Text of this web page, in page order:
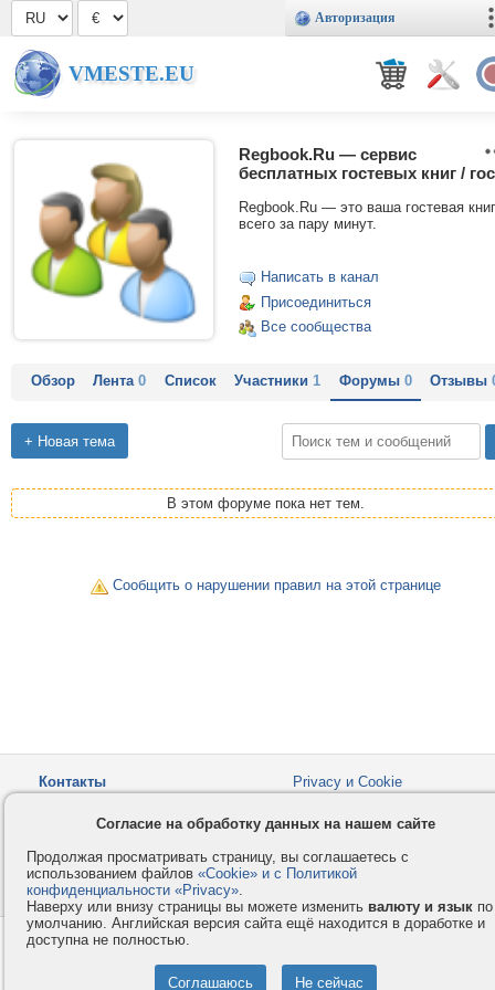
Авторизация
VMESTE.EU
Regbook.Ru — сервис
бесплатных гостевых книг / гос
Regbook.Ru — это ваша гостевая
всего за пару минут.
Написать в канал
Присоединиться
Все сообщества
Обзор Лента0 Список Участники1 Форумы 0 Отзывы
В этом форуме пока нет тем.
Сообщить о нарушении правил на этой странице
Контакты
Privacy и Cookie
Как оплатить
Форумы
© 2008-2026VMESTE.EU
Согласие на обработку данных на нашем сайте
Продолжая просматривать страницу, вы соглашаетесь с
использованием файлов «Cookie» и с Политикой
конфиденциальности «Privacy».
Наверху или внизу страницы вы можете изменить валюту и язык по
умолчанию. Английская версия сайта ещё находится в доработке и
доступна не полностью.